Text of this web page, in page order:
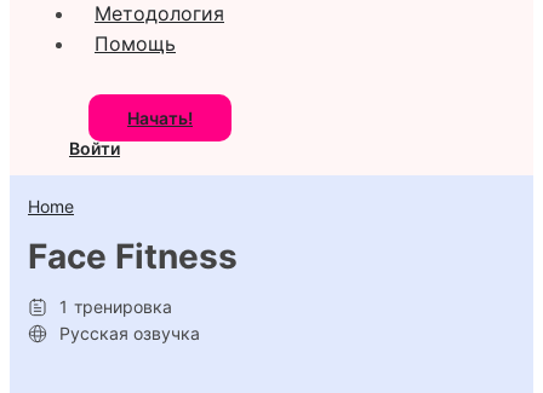
Методология
Помощь
Начать!
Войти
Home
Face Fitness
1 тренировка
Русская озвучка